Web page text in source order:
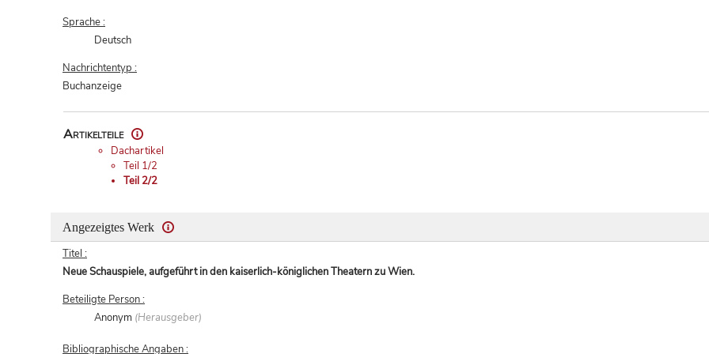
Sprache :
Deutsch
Nachrichtentyp :
Buchanzeige
Artikelteile
Dachartikel
Teil 1/2
Teil 2/2
Angezeigtes Werk
Titel :
Neue Schauspiele, aufgeführt in den kaiserlich-königlichen Theatern zu Wien.
Beteiligte Person :
Anonym (Herausgeber)
Bibliographische Angaben :